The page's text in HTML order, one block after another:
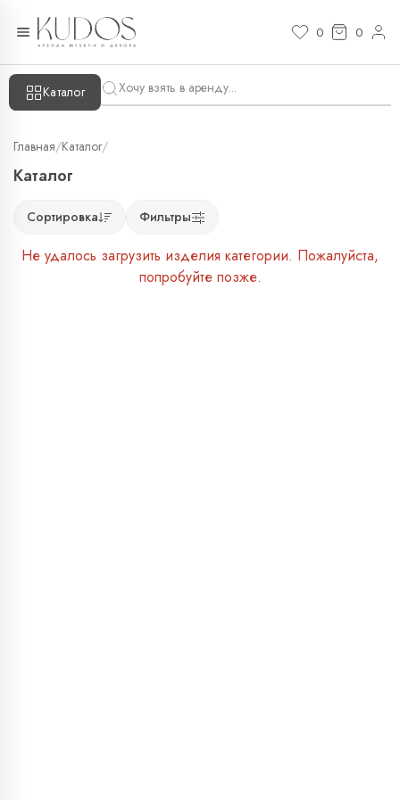
0 0
Каталог
Главная/Каталог/
Каталог
Сортировка Фильтры
Не удалось загрузить изделия категории. Пожалуйста,
попробуйте позже.